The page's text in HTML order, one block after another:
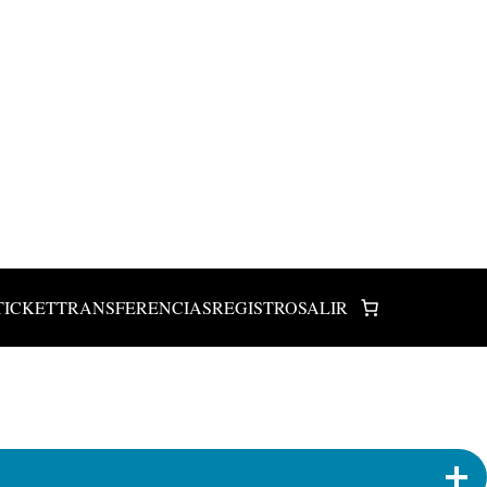
TRANSFERENCIASREGISTROSALIR